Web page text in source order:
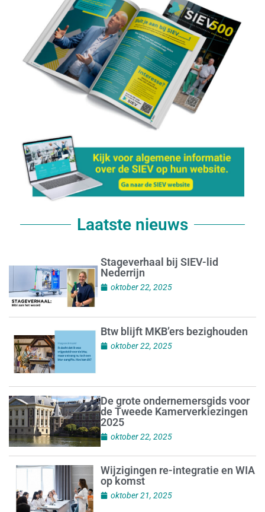
Laatste nieuws
Stageverhaal bij SIEV-lid
Nederrijn
oktober 22, 2025
Btw blijft MKB’ers bezighouden
oktober 22, 2025
De grote ondernemersgids voor
de Tweede Kamerverkiezingen
2025
oktober 22, 2025
Wijzigingen re-integratie en WIA
op komst
oktober 21, 2025